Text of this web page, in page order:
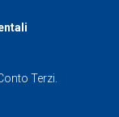
Terzi.